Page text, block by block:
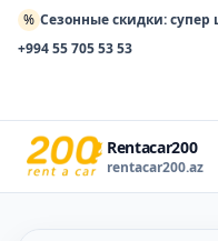
% Сезонные скидки:
+994 55 705 53 53
Rentacar200
rentacar200.az